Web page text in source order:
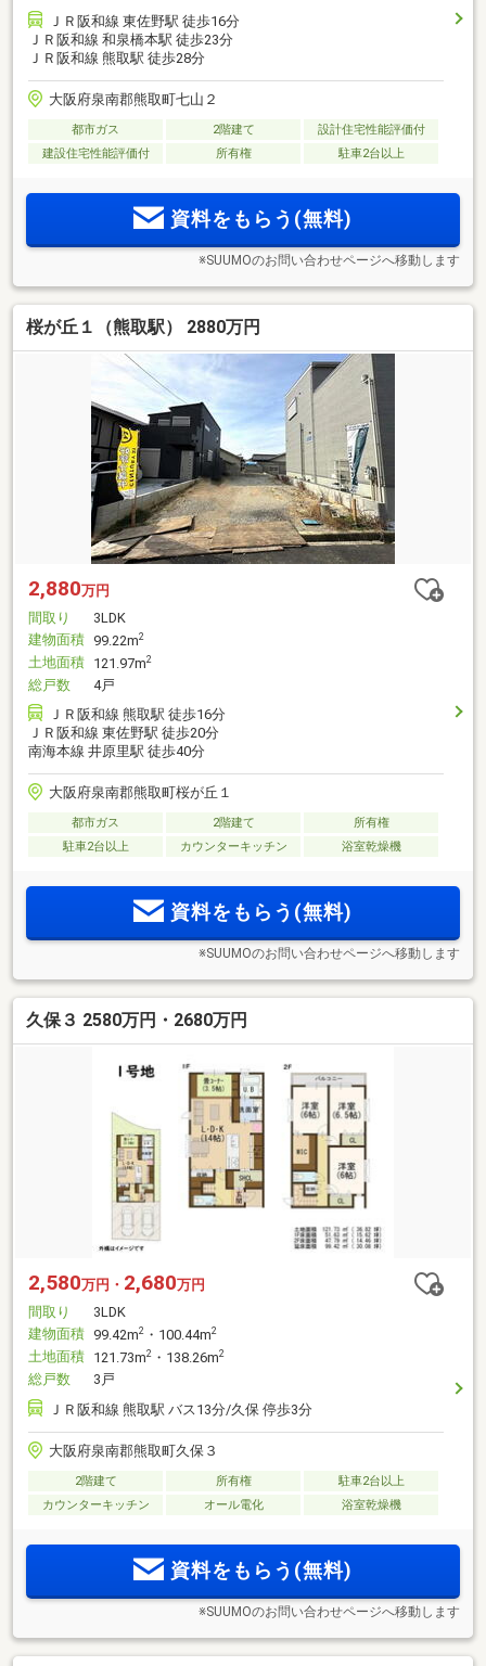
ＪＲ阪和線 東佐野駅 徒歩16分
ＪＲ阪和線 和泉橋本駅 徒歩23分
ＪＲ阪和線 熊取駅 徒歩28分
大阪府泉南郡熊取町七山２
都市ガス 2階建て
設計住宅性能評価付
建設住宅性能評価付
所有権 駐車2台以上
資料をもらう(無料)
※SUUMOのお問い合わせページへ移動します
桜が丘１（熊取駅） 2880万円
2,880万円
間取り
3LDK
建物面積 99.22m2
土地面積 121.97m2
総戸数
4戸
ＪＲ阪和線 熊取駅 徒歩16分
ＪＲ阪和線 東佐野駅 徒歩20分
南海本線 井原里駅 徒歩40分
大阪府泉南郡熊取町桜が丘１
都市ガス 2階建て
所有権
駐車2台以上
カウンターキッチン 浴室乾燥機
資料をもらう(無料)
※SUUMOのお問い合わせページへ移動します
久保３ 2580万円・2680万円
2,580万円・ 2,680万円
間取り
3LDK
建物面積 99.42m2 ・100.44m2
土地面積 121.73m2 ・138.26m2
総戸数
3戸
ＪＲ阪和線 熊取駅 バス13分/久保 停歩3分
大阪府泉南郡熊取町久保３
2階建て 所有権
駐車2台以上
カウンターキッチン
オール電化 浴室乾燥機
資料をもらう(無料)
※SUUMOのお問い合わせページへ移動します